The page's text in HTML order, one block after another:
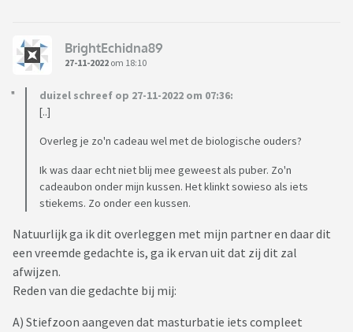
BrightEchidna89
27-11-2022 om 18:10
duizel schreef op 27-11-2022 om 07:36:
[..]
Overleg je zo'n cadeau wel met de biologische ouders?
Ik was daar echt niet blij mee geweest als puber. Zo'n
cadeaubon onder mijn kussen. Het klinkt sowieso als iets
stiekems. Zo onder een kussen.
Natuurlijk ga ik dit overleggen met mijn partner en daar dit
een vreemde gedachte is, ga ik ervan uit dat zij dit zal
afwijzen.
Reden van die gedachte bij mij:
A) Stiefzoon aangeven dat masturbatie iets compleet